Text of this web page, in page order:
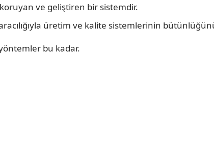
ve geliştiren bir sistemdir.
üretim ve kalite sistemlerinin
bu kadar.